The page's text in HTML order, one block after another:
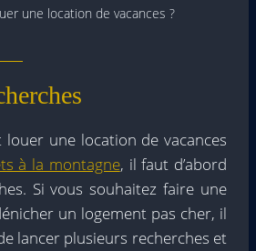
une location de vacances ?
une location de vacances
à la montagne, il faut d’abord
Si vous souhaitez faire une
un logement pas cher, il
lancer plusieurs recherches et